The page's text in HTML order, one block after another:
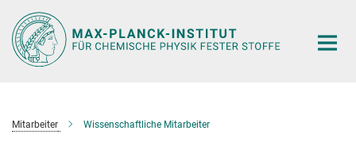
Hauptinhalt
Mitarbeiter Wissenschaftliche Mitarbeiter